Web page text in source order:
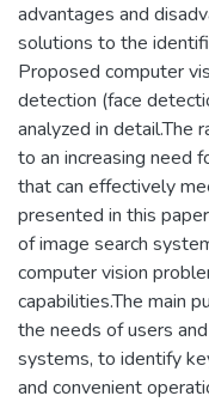
advantages and
solutions to the
Proposed computer
detection (face
analyzed in detail.The
to an increasing need
that can effectively
presented in this
of image search
computer vision
capabilities.The main
the needs of users
systems, to identify
and convenient